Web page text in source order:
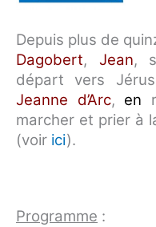
Depuis plus de
Dagobert, Jean,
départ vers
Jeanne d’Arc, en
marcher et prier à
(voir ici).
Programme :